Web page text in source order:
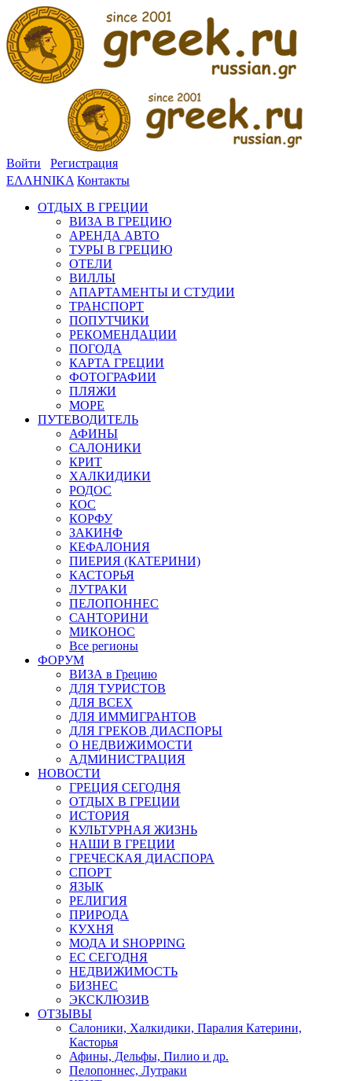
Войти
Регистрация
ΕΛΛΗΝΙΚΑ Контакты
ОТДЫХ В ГРЕЦИИ
ВИЗА В ГРЕЦИЮ
АРЕНДА АВТО
ТУРЫ В ГРЕЦИЮ
ОТЕЛИ
ВИЛЛЫ
АПАРТАМЕНТЫ И СТУДИИ
ТРАНСПОРТ
ПОПУТЧИКИ
РЕКОМЕНДАЦИИ
ПОГОДА
КАРТА ГРЕЦИИ
ФОТОГРАФИИ
ПЛЯЖИ
МОРЕ
ПУТЕВОДИТЕЛЬ
АФИНЫ
САЛОНИКИ
КРИТ
ХАЛКИДИКИ
РОДОС
КОС
КОРФУ
ЗАКИНФ
КЕФАЛОНИЯ
ПИЕРИЯ (КАТЕРИНИ)
КАСТОРЬЯ
ЛУТРАКИ
ПЕЛОПОННЕС
САНТОРИНИ
МИКОНОС
Все регионы
ФОРУМ
ВИЗА в Грецию
ДЛЯ ТУРИСТОВ
ДЛЯ ВСЕХ
ДЛЯ ИММИГРАНТОВ
ДЛЯ ГРЕКОВ ДИАСПОРЫ
О НЕДВИЖИМОСТИ
АДМИНИСТРАЦИЯ
НОВОСТИ
ГРЕЦИЯ СЕГОДНЯ
ОТДЫХ В ГРЕЦИИ
ИСТОРИЯ
КУЛЬТУРНАЯ ЖИЗНЬ
НАШИ В ГРЕЦИИ
ГРЕЧЕСКАЯ ДИАСПОРА
СПОРТ
ЯЗЫК
РЕЛИГИЯ
ПРИРОДА
КУХНЯ
МОДА И SHOPPING
ЕС СЕГОДНЯ
НЕДВИЖИМОСТЬ
БИЗНЕС
ЭКСКЛЮЗИВ
ОТЗЫВЫ
Салоники, Халкидики, Паралия Катерини,
Касторья
Афины, Дельфы, Пилио и др.
Пелопоннес, Лутраки